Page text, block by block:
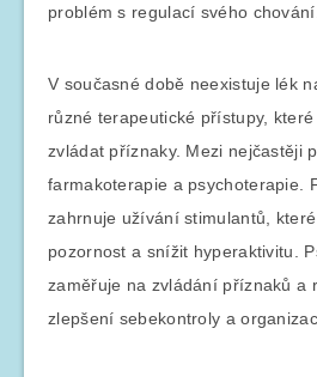
problém s regulací svého chování.
V současné době neexistuje lék
různé terapeutické přístupy,
zvládat příznaky. Mezi nejčastěji
farmakoterapie a psychoterapie.
zahrnuje užívání stimulantů,
pozornost a snížit hyperaktivitu.
zaměřuje na zvládání příznaků a
zlepšení sebekontroly a